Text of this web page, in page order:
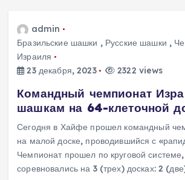
admin
Бразильские шашки , Русские шашки ,
Израиля
23 декабря, 2023
2322 views
Командный чемпионат
шашкам на 64-клеточной
Сегодня в Хайфе прошел командный
на малой доске, проводившийся с
Чемпионат прошел по круговой
соревновались на 3 (трех) досках: 2